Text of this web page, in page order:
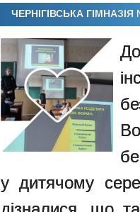
ЧЕРНІГІВСЬКА ГІМНАЗІЯ
у дитячому